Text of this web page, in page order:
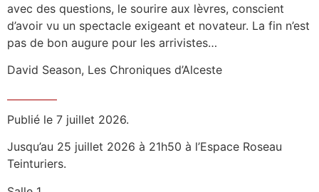
avec des questions, le sourire aux lèvres, conscient
d’avoir vu un spectacle exigeant et novateur. La fin n’est
pas de bon augure pour les arrivistes…
David Season, Les Chroniques d’Alceste
Publié le 7 juillet 2026.
Jusqu’au 25 juillet 2026 à 21h50 à l’Espace Roseau
Teinturiers.